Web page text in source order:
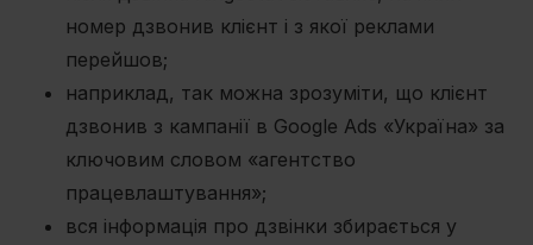
номер дзвонив клієнт і з якої реклами
перейшов;
наприклад, так можна зрозуміти, що клієнт
дзвонив з кампанії в Google Ads «Україна» за
ключовим словом «агентство
працевлаштування»;
вся інформація про дзвінки збирається у